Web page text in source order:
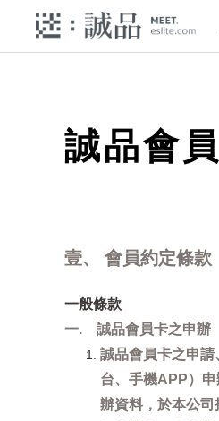
誠品會
壹、 會員約定條款
一般條款
一. 誠品會員卡之申辦
誠品會員卡之申
台、手機APP）
辦資料，於本公司